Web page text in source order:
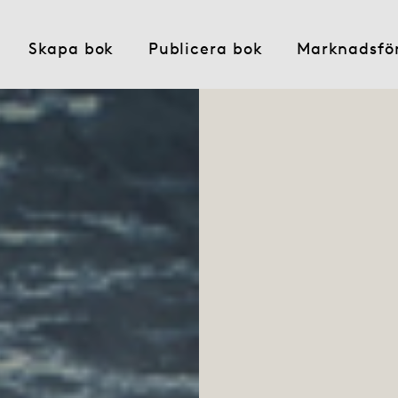
Skapa bok Publicera bok